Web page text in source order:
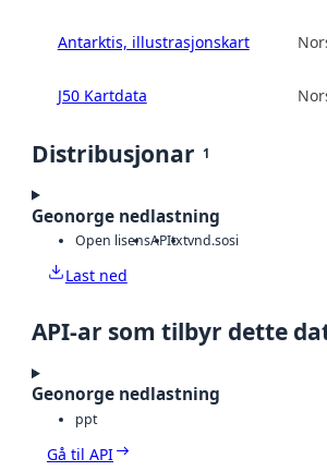
Antarktis, illustrasjonskart
J50 Kartdata
Distribusjonar 1
Geonorge nedlastning
Open lisensAPItxtvnd.sosi
Last ned
API-ar som tilbyr dette
Geonorge nedlastning
ppt
Gå til API